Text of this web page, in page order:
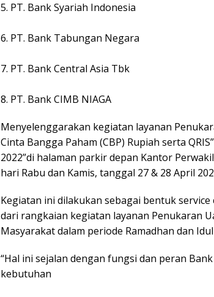
5. PT. Bank Syariah Indonesia
6. PT. Bank Tabungan Negara
7. PT. Bank Central Asia Tbk
8. PT. Bank CIMB NIAGA
Menyelenggarakan kegiatan layanan
Cinta Bangga Paham (CBP) Rupiah serta
2022”di halaman parkir depan Kantor
hari Rabu dan Kamis, tanggal 27 & 28 April
Kegiatan ini dilakukan sebagai bentuk
dari rangkaian kegiatan layanan Penukaran
Masyarakat dalam periode Ramadhan dan
“Hal ini sejalan dengan fungsi dan peran
kebutuhan